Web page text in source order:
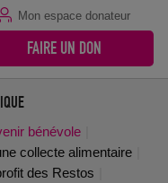
Mon espace donateur
FAIRE UN DON
bénévole
collecte alimentaire
des Restos